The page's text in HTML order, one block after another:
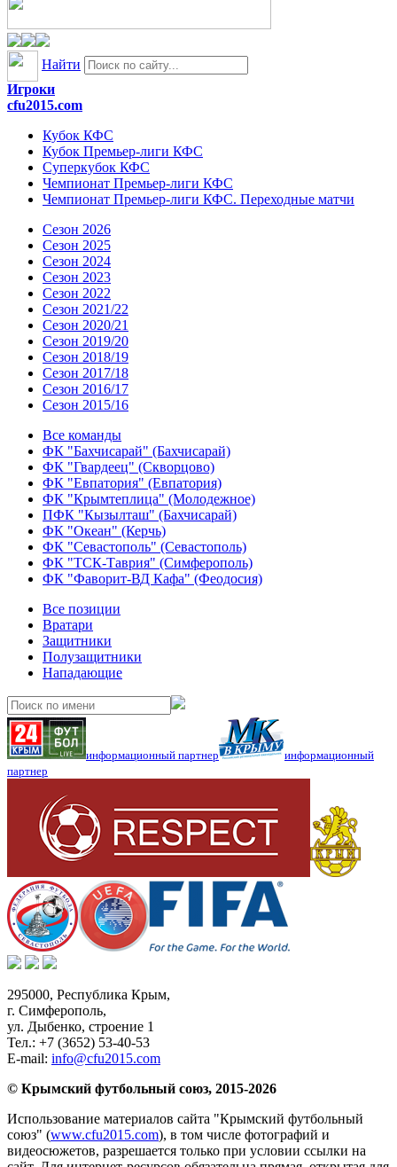
Найти
Игроки
cfu2015.com
Кубок КФС
Кубок Премьер-лиги КФС
Суперкубок КФС
Чемпионат Премьер-лиги КФС
Чемпионат Премьер-лиги КФС. Переходные матчи
Сезон 2026
Сезон 2025
Сезон 2024
Сезон 2023
Сезон 2022
Сезон 2021/22
Сезон 2020/21
Сезон 2019/20
Сезон 2018/19
Сезон 2017/18
Сезон 2016/17
Сезон 2015/16
Все команды
ФК "Бахчисарай" (Бахчисарай)
ФК "Гвардеец" (Скворцово)
ФК "Евпатория" (Евпатория)
ФК "Крымтеплица" (Молодежное)
ПФК "Кызылташ" (Бахчисарай)
ФК "Океан" (Керчь)
ФК "Севастополь" (Севастополь)
ФК "ТСК-Таврия" (Симферополь)
ФК "Фаворит-ВД Кафа" (Феодосия)
Все позиции
Вратари
Защитники
Полузащитники
Нападающие
информационный партнер
информационный
партнер
295000, Республика Крым,
г. Симферополь,
ул. Дыбенко, строение 1
Тел.: +7 (3652) 53-40-53
E-mail: info@cfu2015.com
© Крымский футбольный союз, 2015-2026
Использование материалов сайта "Крымский футбольный
союз" (www.cfu2015.com), в том числе фотографий и
видеосюжетов, разрешается только при условии ссылки на